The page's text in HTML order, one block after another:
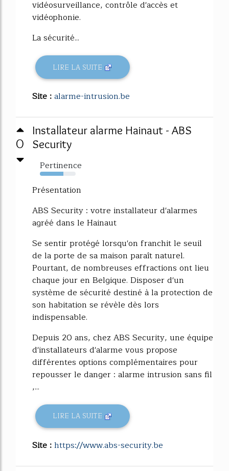
vidéosurveillance, contrôle d'accès et
vidéophonie.
La sécurité...
LIRE LA SUITE
Site :alarme-intrusion.be
0
Installateur alarme Hainaut - ABS
Security
Pertinence
66%
Présentation
ABS Security : votre installateur d'alarmes
agréé dans le Hainaut
Se sentir protégé lorsqu'on franchit le seuil
de la porte de sa maison paraît naturel.
Pourtant, de nombreuses effractions ont lieu
chaque jour en Belgique. Disposer d'un
système de sécurité destiné à la protection de
son habitation se révèle dès lors
indispensable.
Depuis 20 ans, chez ABS Security, une équipe
d'installateurs d'alarme vous propose
différentes options complémentaires pour
repousser le danger : alarme intrusion sans fil
,...
LIRE LA SUITE
Site :https://www.abs-security.be